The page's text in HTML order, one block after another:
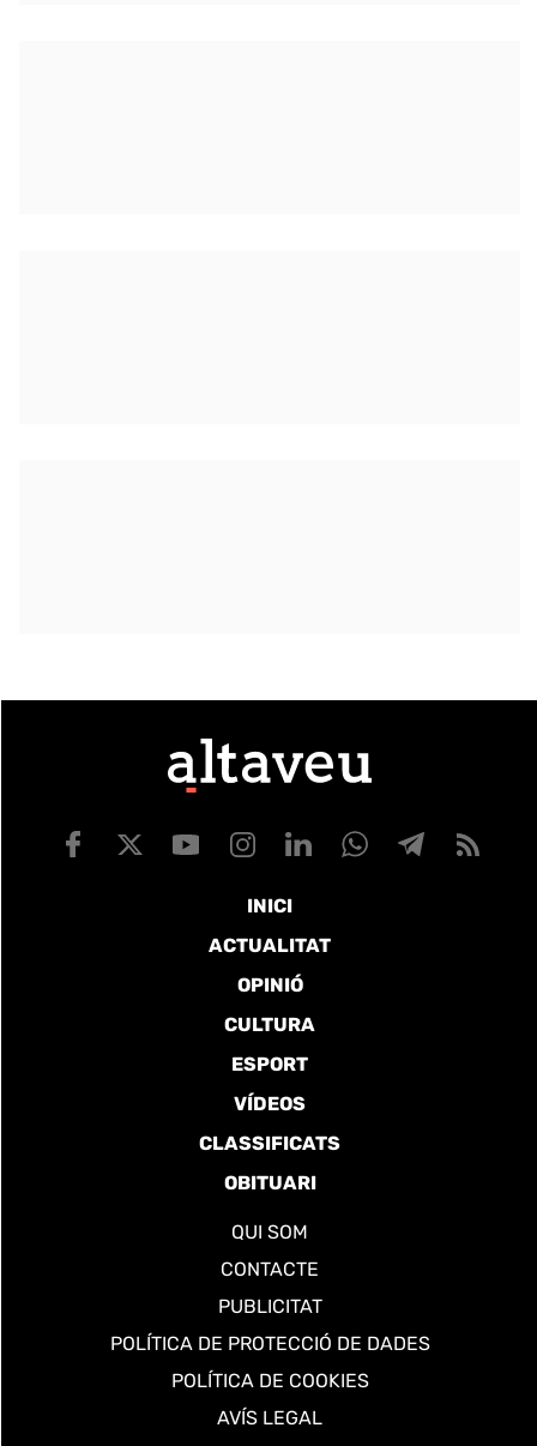
INICI
ACTUALITAT
OPINIÓ
CULTURA
ESPORT
VÍDEOS
CLASSIFICATS
OBITUARI
QUI SOM
CONTACTE
PUBLICITAT
POLÍTICA DE PROTECCIÓ DE DADES
POLÍTICA DE COOKIES
AVÍS LEGAL